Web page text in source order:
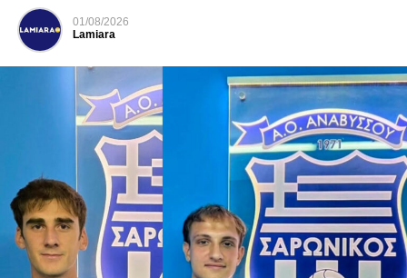
01/08/2026
Lamiara